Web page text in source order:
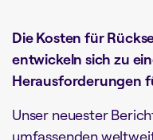
Die Kosten für
entwickeln sich zu
Herausforderungen
Unser neuester
umfassenden